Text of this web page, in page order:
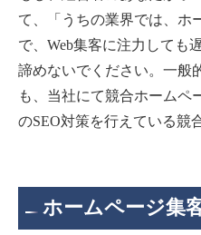
て、「うちの業界では、ホ
で、Web集客に注力しても
諦めないでください。一般
も、当社にて競合ホームペ
のSEO対策を行えている競
ホームページ集